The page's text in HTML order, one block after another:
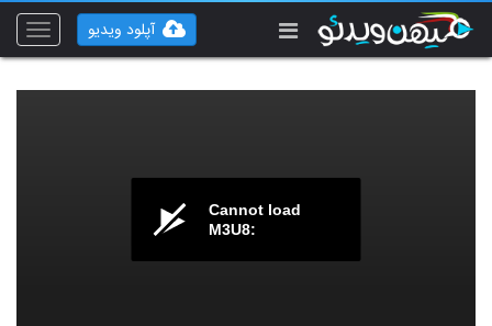
Toggle
آپلود ویدیو
Cannot load
M3U8: